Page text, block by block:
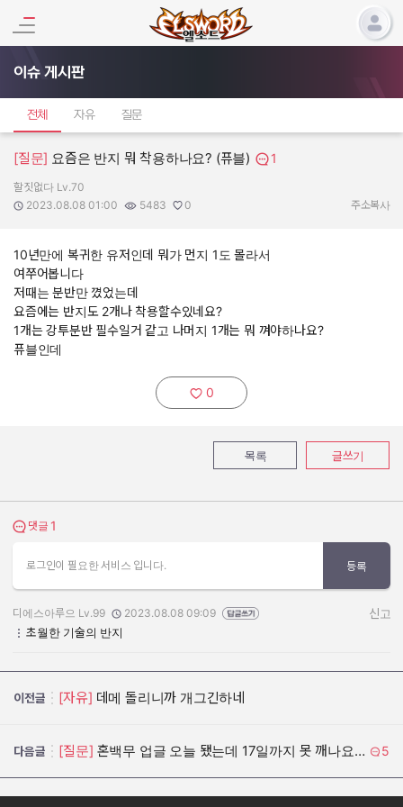
이슈 게시판
전체 자유 질문
[질문] 요즘은 반지 뭐 착용하나요? (퓨블) 1
작성자:
할짓없다 Lv.70
작성일:
2023.08.08 01:00
조회수:
5483
추천수:
0 주소복사
10년만에 복귀한 유저인데 뭐가 먼지 1도 몰라서
여쭈어봅니다
저때는 분반만 꼈었는데
요즘에는 반지도 2개나 착용할수있네요?
1개는 강투분반 필수일거 같고 나머지 1개는 뭐 껴야하나요?
퓨블인데
추천하기:
0
목록 글쓰기
댓글 보기
댓글 1
로그인이 필요한 서비스 입니다. 등록
작성자:
디에스아루으 Lv.99
작성일:
2023.08.08 09:09
신고
초월한 기술의 반지
이전글 [자유] 데메 돌리니까 개그긴하네
다음글 [질문] 혼백무 업글 오늘 됐는데 17일까지 못 깨나요 ㅠㅠ? 5